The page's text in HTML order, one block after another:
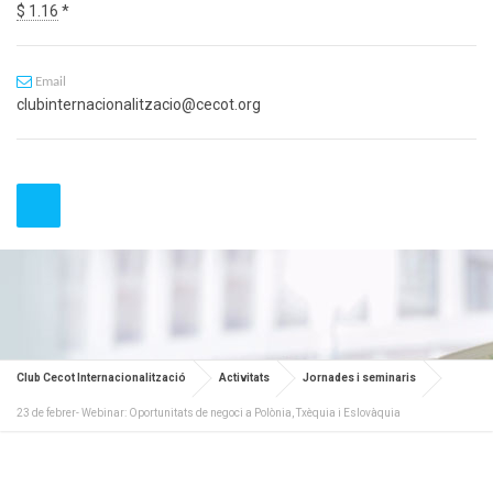
$ 1.16 *
Email
clubinternacionalitzacio@cecot.org
Club Cecot Internacionalització Activitats Jornades i seminaris
23 de febrer- Webinar: Oportunitats de negoci a Polònia, Txèquia i Eslovàquia